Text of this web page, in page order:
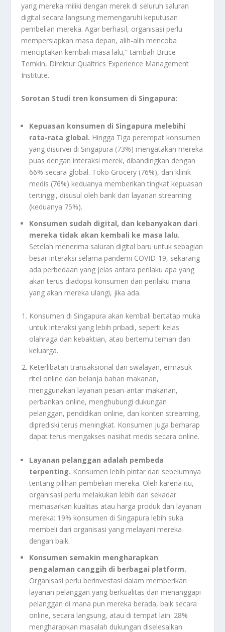
yang mereka miliki dengan merek di seluruh saluran
digital secara langsung memengaruhi keputusan
pembelian mereka. Agar berhasil, organisasi perlu
mempersiapkan masa depan, alih-alih mencoba
menciptakan kembali masa lalu,” tambah Bruce
Temkin, Direktur Qualtrics Experience Management
Institute.
Sorotan Studi tren konsumen di Singapura:
Kepuasan konsumen di Singapura melebihi
rata-rata global. Hingga Tiga perempat konsumen
yang disurvei di Singapura (73%) mengatakan mereka
puas dengan interaksi merek, dibandingkan dengan
66% secara global. Toko Grocery (76%), dan klinik
medis (76%) keduanya memberikan tingkat kepuasan
tertinggi, disusul oleh bank dan layanan streaming
(keduanya 75%).
Konsumen sudah digital, dan kebanyakan dari
mereka tidak akan kembali ke masa lalu.
Setelah menerima saluran digital baru untuk sebagian
besar interaksi selama pandemi COVID-19, sekarang
ada perbedaan yang jelas antara perilaku apa yang
akan terus diadopsi konsumen dan perilaku mana
yang akan mereka ulangi, jika ada.
Konsumen di Singapura akan kembali bertatap muka
untuk interaksi yang lebih pribadi, seperti kelas
olahraga dan kebaktian, atau bertemu teman dan
keluarga.
Keterlibatan transaksional dan swalayan, ermasuk
ritel online dan belanja bahan makanan,
menggunakan layanan pesan-antar makanan,
perbankan online, menghubungi dukungan
pelanggan, pendidikan online, dan konten streaming,
diprediski terus meningkat. Konsumen juga berharap
dapat terus mengakses nasihat medis secara online.
Layanan pelanggan adalah pembeda
terpenting. Konsumen lebih pintar dari sebelumnya
tentang pilihan pembelian mereka. Oleh karena itu,
organisasi perlu melakukan lebih dari sekadar
memasarkan kualitas atau harga produk dan layanan
mereka: 19% konsumen di Singapura lebih suka
membeli dari organisasi yang melayani mereka
dengan baik.
Konsumen semakin mengharapkan
pengalaman canggih di berbagai platform.
Organisasi perlu berinvestasi dalam memberikan
layanan pelanggan yang berkualitas dan menanggapi
pelanggan di mana pun mereka berada, baik secara
online, secara langsung, atau di tempat lain. 28%
mengharapkan masalah dukungan diselesaikan